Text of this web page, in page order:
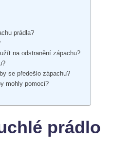
prádla?
na odstranění zápachu?
se předešlo zápachu?
mohly pomoci?
prádlo